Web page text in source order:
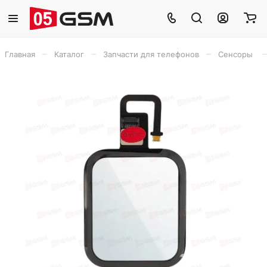
Главная Каталог Запчасти для телефонов Сенсоры